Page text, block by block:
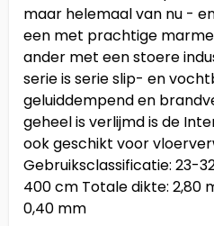
maar helemaal van nu -
een met prachtige
ander met een stoere
serie is serie slip- en
geluiddempend en
geheel is verlijmd is de
ook geschikt voor
Gebruiksclassificatie: 23-
400 cm Totale dikte: 2,80
0,40 mm